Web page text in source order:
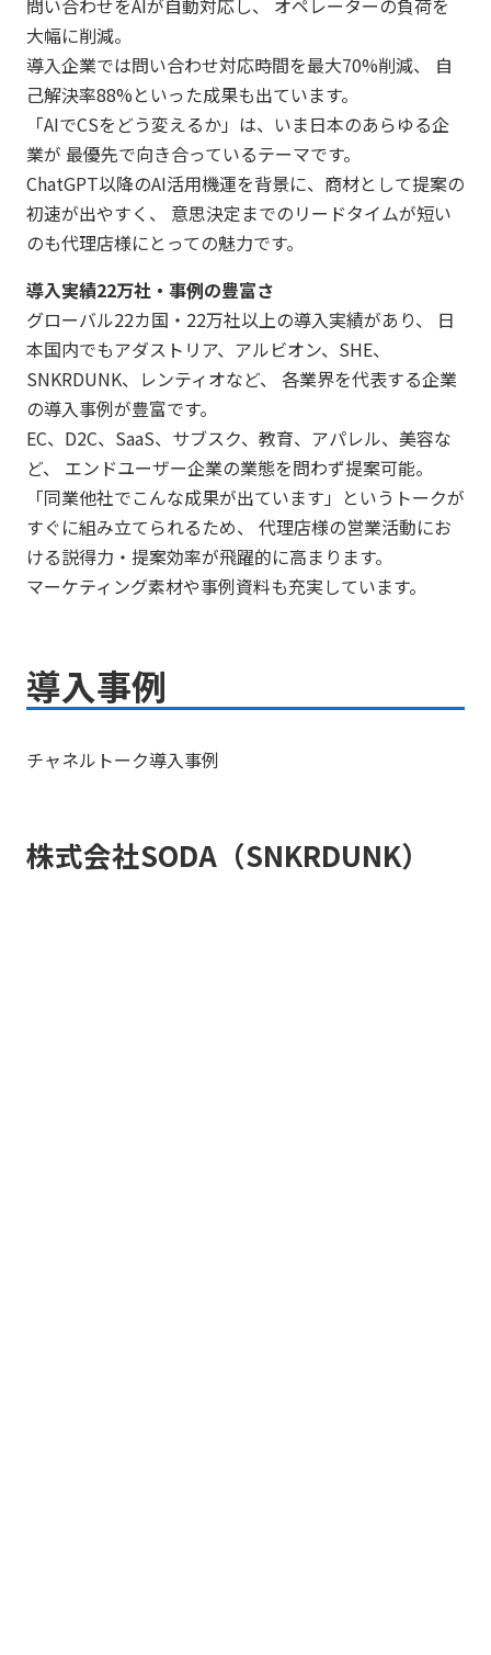
大幅に削減。
導入企業では問い合わせ対応時間を最大70%削減、 自
己解決率88%といった成果も出ています。
「AIでCSをどう変えるか」は、いま日本のあらゆる企
業が 最優先で向き合っているテーマです。
ChatGPT以降のAI活用機運を背景に、商材として提案の
初速が出やすく、 意思決定までのリードタイムが短い
のも代理店様にとっての魅力です。
導入実績22万社・事例の豊富さ
グローバル22カ国・22万社以上の導入実績があり、 日
本国内でもアダストリア、アルビオン、SHE、
SNKRDUNK、レンティオなど、 各業界を代表する企業
の導入事例が豊富です。
EC、D2C、SaaS、サブスク、教育、アパレル、美容な
ど、 エンドユーザー企業の業態を問わず提案可能。
「同業他社でこんな成果が出ています」というトークが
すぐに組み立てられるため、 代理店様の営業活動にお
ける説得力・提案効率が飛躍的に高まります。
マーケティング素材や事例資料も充実しています。
導入事例
チャネルトーク導入事例
株式会社SODA（SNKRDUNK）